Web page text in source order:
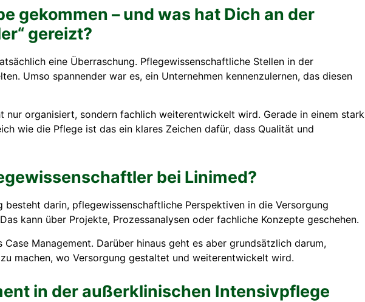
gekommen – und was hat Dich an der
gereizt?
eine Überraschung. Pflegewissenschaftliche Stellen in der
Umso spannender war es, ein Unternehmen kennenzulernen, das diesen
nur organisiert, sondern fachlich weiterentwickelt wird. Gerade in einem stark
wie die Pflege ist das ein klares Zeichen dafür, dass Qualität und
bei Linimed?
darin, pflegewissenschaftliche Perspektiven in die Versorgung
kann über Projekte, Prozessanalysen oder fachliche Konzepte geschehen.
Management. Darüber hinaus geht es aber grundsätzlich darum,
machen, wo Versorgung gestaltet und weiterentwickelt wird.
in der außerklinischen Intensivpflege